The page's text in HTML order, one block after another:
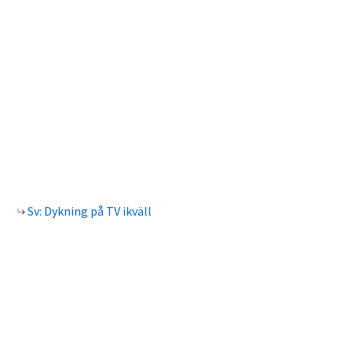
Sv: Dykning på TV ikväll